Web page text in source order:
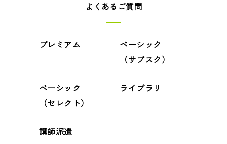
よくあるご質問
プレミアム
ベーシック
（サブスク）
ベーシック
（セレクト）
ライブラリ
講師派遣